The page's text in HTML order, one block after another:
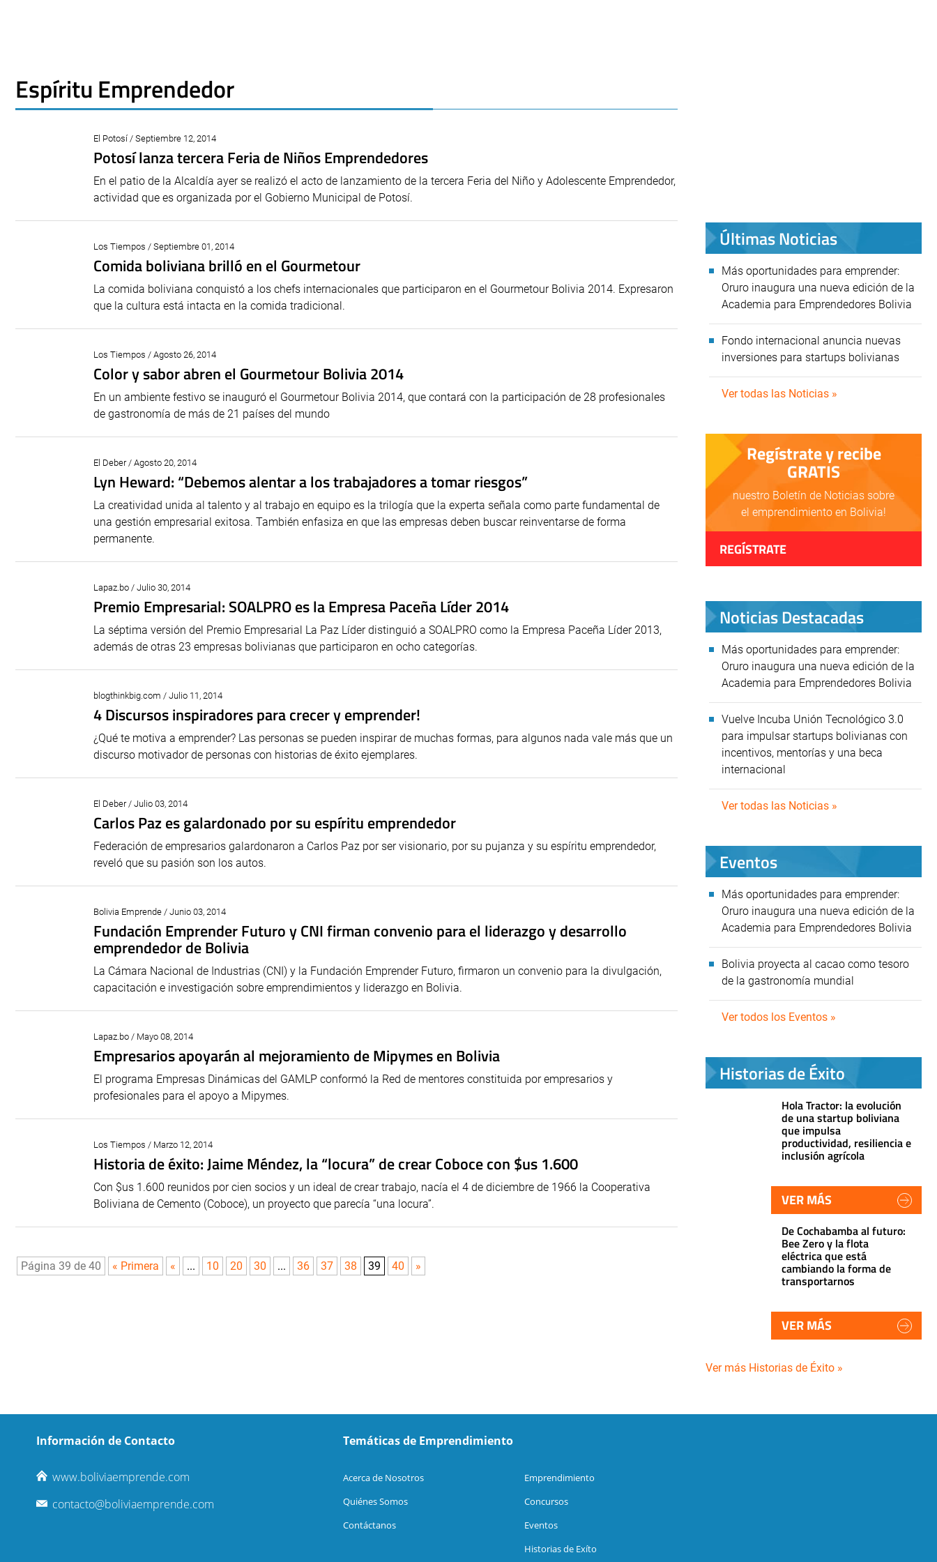
Espíritu Emprendedor
El Potosí / Septiembre 12, 2014
Potosí lanza tercera Feria de Niños Emprendedores
En el patio de la Alcaldía ayer se realizó el acto de lanzamiento de la tercera Feria del Niño y Adolescente Emprendedor,
actividad que es organizada por el Gobierno Municipal de Potosí.
Los Tiempos / Septiembre 01, 2014
Comida boliviana brilló en el Gourmetour
La comida boliviana conquistó a los chefs internacionales que participaron en el Gourmetour Bolivia 2014. Expresaron
que la cultura está intacta en la comida tradicional.
Los Tiempos / Agosto 26, 2014
Color y sabor abren el Gourmetour Bolivia 2014
En un ambiente festivo se inauguró el Gourmetour Bolivia 2014, que contará con la participación de 28 profesionales
de gastronomía de más de 21 países del mundo
El Deber / Agosto 20, 2014
Lyn Heward: “Debemos alentar a los trabajadores a tomar riesgos”
La creatividad unida al talento y al trabajo en equipo es la trilogía que la experta señala como parte fundamental de
una gestión empresarial exitosa. También enfasiza en que las empresas deben buscar reinventarse de forma
permanente.
Lapaz.bo / Julio 30, 2014
Premio Empresarial: SOALPRO es la Empresa Paceña Líder 2014
La séptima versión del Premio Empresarial La Paz Líder distinguió a SOALPRO como la Empresa Paceña Líder 2013,
además de otras 23 empresas bolivianas que participaron en ocho categorías.
blogthinkbig.com / Julio 11, 2014
4 Discursos inspiradores para crecer y emprender!
¿Qué te motiva a emprender? Las personas se pueden inspirar de muchas formas, para algunos nada vale más que un
discurso motivador de personas con historias de éxito ejemplares.
El Deber / Julio 03, 2014
Carlos Paz es galardonado por su espíritu emprendedor
Federación de empresarios galardonaron a Carlos Paz por ser visionario, por su pujanza y su espíritu emprendedor,
reveló que su pasión son los autos.
Bolivia Emprende / Junio 03, 2014
Fundación Emprender Futuro y CNI firman convenio para el liderazgo y desarrollo
emprendedor de Bolivia
La Cámara Nacional de Industrias (CNI) y la Fundación Emprender Futuro, firmaron un convenio para la divulgación,
capacitación e investigación sobre emprendimientos y liderazgo en Bolivia.
Lapaz.bo / Mayo 08, 2014
Empresarios apoyarán al mejoramiento de Mipymes en Bolivia
El programa Empresas Dinámicas del GAMLP conformó la Red de mentores constituida por empresarios y
profesionales para el apoyo a Mipymes.
Los Tiempos / Marzo 12, 2014
Historia de éxito: Jaime Méndez, la “locura” de crear Coboce con $us 1.600
Con $us 1.600 reunidos por cien socios y un ideal de crear trabajo, nacía el 4 de diciembre de 1966 la Cooperativa
Boliviana de Cemento (Coboce), un proyecto que parecía “una locura”.
Página 39 de 40 « Primera « ... 10 20 30 ... 36 37 38 39 40 »
Últimas Noticias
Más oportunidades para emprender:
Oruro inaugura una nueva edición de la
Academia para Emprendedores Bolivia
Fondo internacional anuncia nuevas
inversiones para startups bolivianas
Ver todas las Noticias »
Regístrate y recibe
GRATIS
nuestro Boletín de Noticias sobre
el emprendimiento en Bolivia!
REGÍSTRATE
Noticias Destacadas
Más oportunidades para emprender:
Oruro inaugura una nueva edición de la
Academia para Emprendedores Bolivia
Vuelve Incuba Unión Tecnológico 3.0
para impulsar startups bolivianas con
incentivos, mentorías y una beca
internacional
Ver todas las Noticias »
Eventos
Más oportunidades para emprender:
Oruro inaugura una nueva edición de la
Academia para Emprendedores Bolivia
Bolivia proyecta al cacao como tesoro
de la gastronomía mundial
Ver todos los Eventos »
Historias de Éxito
Hola Tractor: la evolución
de una startup boliviana
que impulsa
productividad, resiliencia e
inclusión agrícola
VER MÁS
De Cochabamba al futuro:
Bee Zero y la flota
eléctrica que está
cambiando la forma de
transportarnos
VER MÁS
Ver más Historias de Éxito »
Información de Contacto
www.boliviaemprende.com
contacto@boliviaemprende.com
Temáticas de Emprendimiento
Acerca de Nosotros
Quiénes Somos
Contáctanos
Emprendimiento
Concursos
Eventos
Historias de Exíto